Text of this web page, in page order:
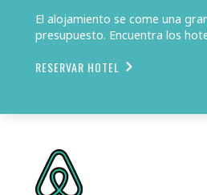
El alojamiento se come una
presupuesto. Encuentra los
RESERVAR HOTEL